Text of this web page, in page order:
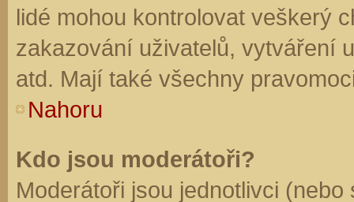
lidé mohou kontrolovat veškerý
zakazování uživatelů, vytváření
atd. Mají také všechny
Nahoru
Kdo jsou moderátoři?
Moderátoři jsou jednotlivci